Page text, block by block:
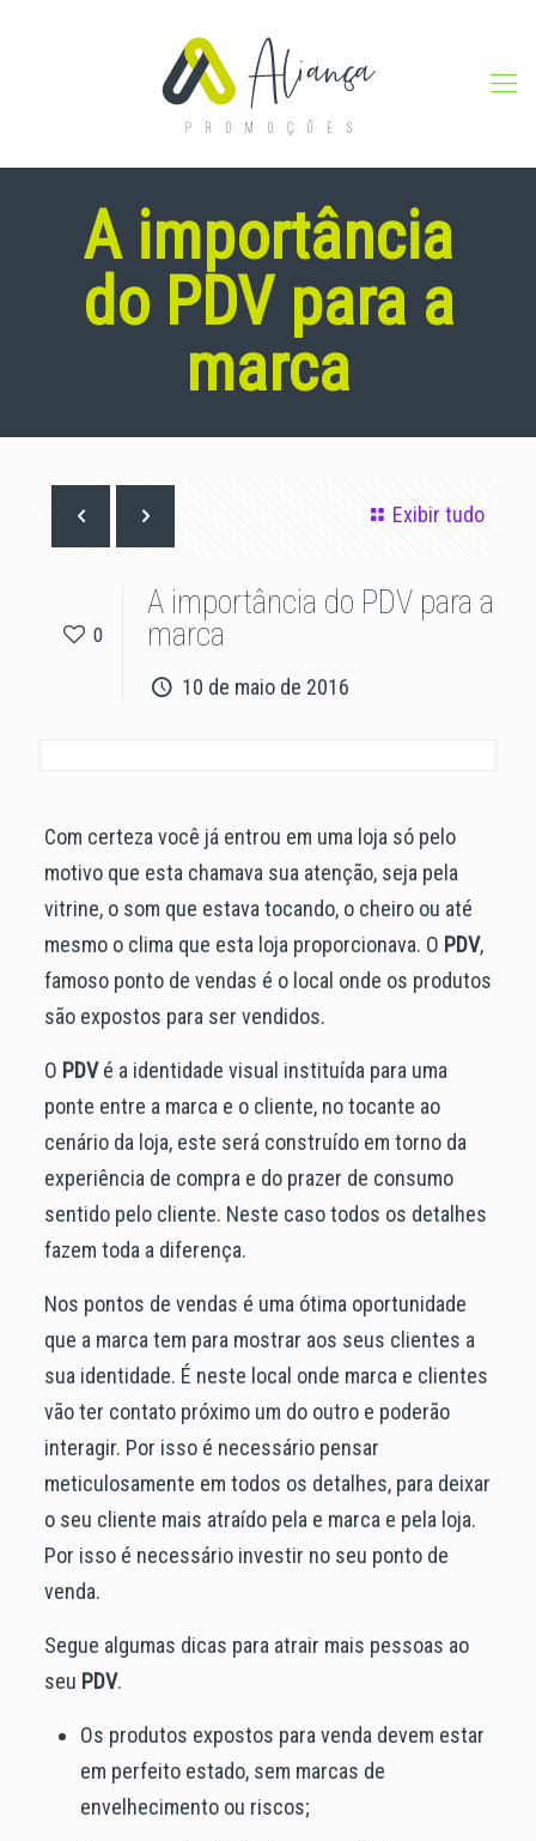
A importância
do PDV para a
marca
Exibir tudo
0
A importância do PDV para a
marca
10 de maio de 2016
Com certeza você já entrou em uma loja só pelo
motivo que esta chamava sua atenção, seja pela
vitrine, o som que estava tocando, o cheiro ou até
mesmo o clima que esta loja proporcionava. O PDV,
famoso ponto de vendas é o local onde os produtos
são expostos para ser vendidos.
O PDVé a identidade visual instituída para uma
ponte entre a marca e o cliente, no tocante ao
cenário da loja, este será construído em torno da
experiência de compra e do prazer de consumo
sentido pelo cliente. Neste caso todos os detalhes
fazem toda a diferença.
Nos pontos de vendas é uma ótima oportunidade
que a marca tem para mostrar aos seus clientes a
sua identidade. É neste local onde marca e clientes
vão ter contato próximo um do outro e poderão
interagir. Por isso é necessário pensar
meticulosamente em todos os detalhes, para deixar
o seu cliente mais atraído pela e marca e pela loja.
Por isso é necessário investir no seu ponto de
venda.
Segue algumas dicas para atrair mais pessoas ao
seu PDV.
Os produtos expostos para venda devem estar
em perfeito estado, sem marcas de
envelhecimento ou riscos;